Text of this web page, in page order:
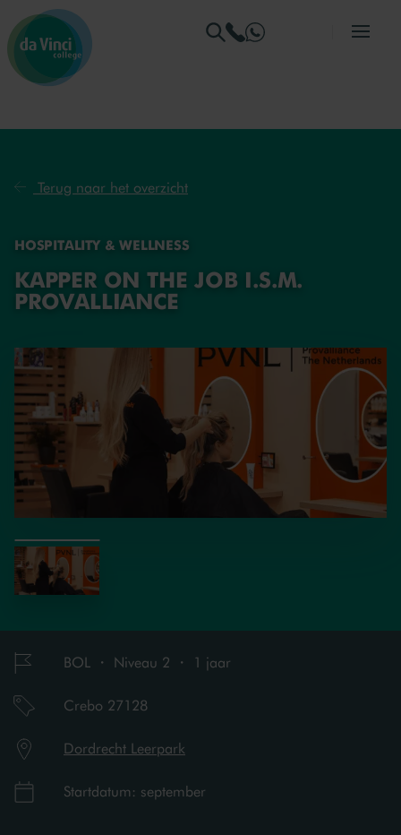
Ga naar menu
Ga naar de homepage
Terug naar het overzicht
HOSPITALITY & WELLNESS
KAPPER ON THE JOB I.S.M.
PROVALLIANCE
BOL ・ Niveau 2 ・ 1 jaar
Crebo 27128
Dordrecht Leerpark
Startdatum: september